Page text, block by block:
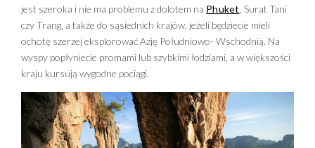
jest szeroka i nie ma problemu z dolotem na Phuket , Surat Tani
czy Trang, a także do sąsiednich krajów, jeżeli będziecie mieli
ochotę szerzej eksplorować Azję Południowo- Wschodnią. Na
wyspy popłyniecie promami lub szybkimi łodziami, a w większości
kraju kursują wygodne pociągi.